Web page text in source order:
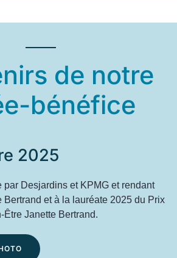
de notre
bénéfice
2025
par Desjardins et KPMG et rendant
Bertrand et à la lauréate 2025 du Prix
Être Janette Bertrand.